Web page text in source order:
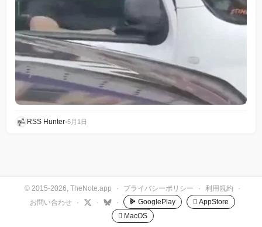
RSS Hunter•5月1日
© 2015-2026, TheNote.app · プライバシーポリシー · 利用規約
·
お問い合わせ
· · · GooglePlay
 AppStore
 MacOS